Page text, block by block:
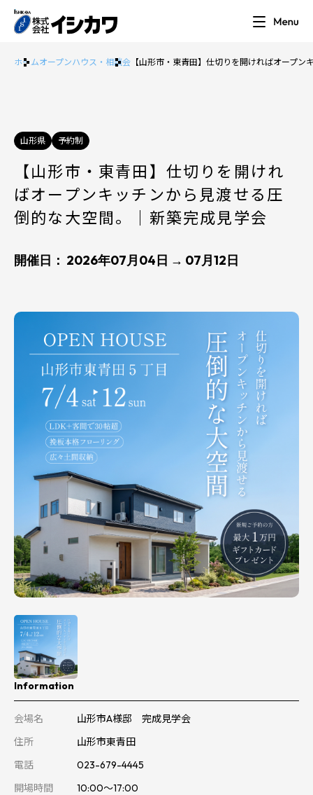
ホームオープンハウス・相談会 【山形市・東青田】仕切りを開ければオープ
山形県 予約制
【山形市・東青田】仕切りを開けれ
ばオープンキッチンから見渡せる圧
倒的な大空間。｜新築完成見学会
開催日： 2026年07月04日 → 07月12日
Information
会場名
山形市A様邸 完成見学会
住所
山形市東青田
電話
023-679-4445
開場時間
10:00～17:00